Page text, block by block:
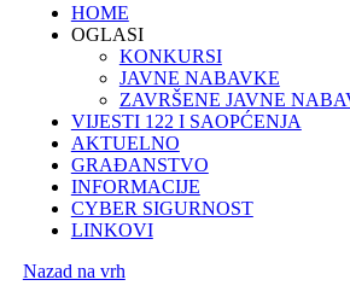
HOME
OGLASI
KONKURSI
JAVNE NABAVKE
ZAVRŠENE JAVNE
VIJESTI 122 I SAOPĆENJA
AKTUELNO
GRAĐANSTVO
INFORMACIJE
CYBER SIGURNOST
LINKOVI
Nazad na vrh